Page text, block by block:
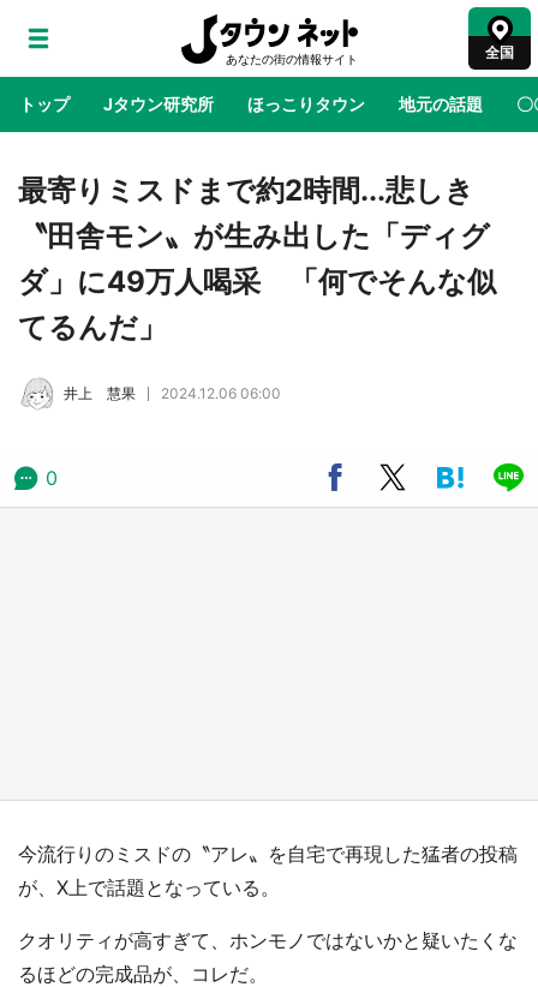
全国
トップ Jタウン研究所 ほっこりタウン 地元の話題 〇
地域×二次元 絶景 あの時はありがとう 物語がはじ
ラプラス・ダークネスが栃木県を征服！？ 県
公式プロモ動画で「聖地」が生産されてます
む 六本木ヒルズ展望台でコラボ、本邦初公開
日向翔陽＆影山飛雄が笹かまを食べる！ アニ
メ『ハイキュー！！』×老舗「鐘崎」コラボで
最寄りミスドまで約2時間...悲しき
〝田舎モン〟が生み出した「ディグ
ダ」に49万人喝采 「何でそんな似
てるんだ」
井上 慧果 2024.12.06 06:00
0
今流行りのミスドの〝アレ〟を自宅で再現した猛者の投稿
が、X上で話題となっている。
クオリティが高すぎて、ホンモノではないかと疑いたくな
るほどの完成品が、コレだ。